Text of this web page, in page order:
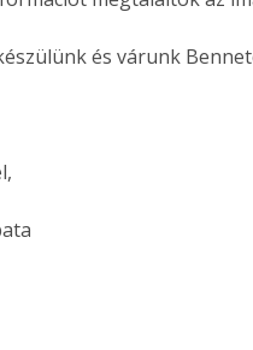
és várunk